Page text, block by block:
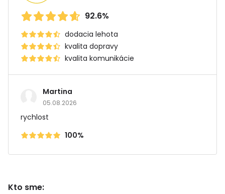
92.6%
dodacia lehota
kvalita dopravy
kvalita komunikácie
Martina
05.08.2026
rychlost
100%
Kto sme: